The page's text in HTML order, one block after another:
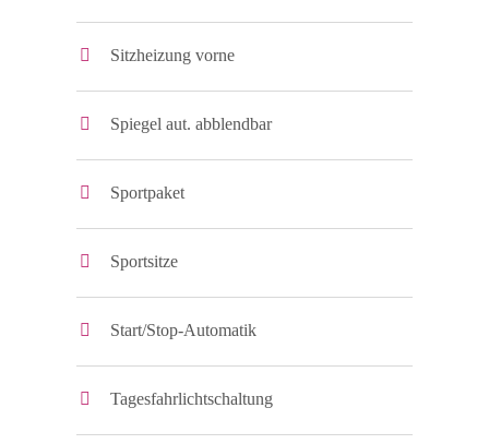
Sitzheizung vorne
Spiegel aut. abblendbar
Sportpaket
Sportsitze
Start/Stop-Automatik
Tagesfahrlichtschaltung